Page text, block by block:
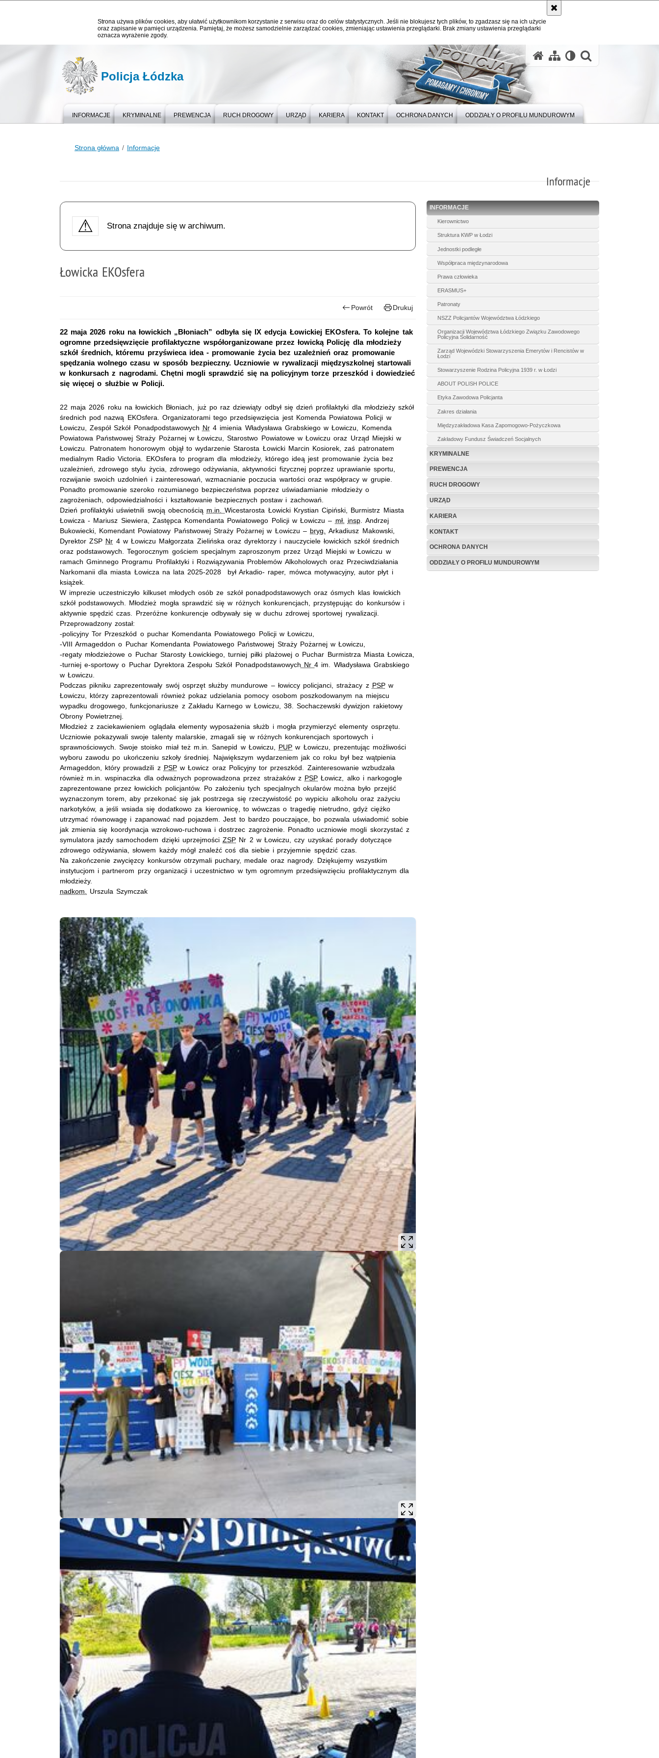
Strona używa plików cookies, aby ułatwić użytkownikom korzystanie z serwisu oraz do celów statystycznych. Jeśli nie blokujesz tych plików, to zgadzasz się na ich użycie
oraz zapisanie w pamięci urządzenia. Pamiętaj, że możesz samodzielnie zarządzać cookies, zmieniając ustawienia przeglądarki. Brak zmiany ustawienia przeglądarki
oznacza wyrażenie zgody.
Policja Łódzka
INFORMACJE KRYMINALNE PREWENCJA RUCH DROGOWY URZĄD KARIERA KONTAKT OCHRONA DANYCH ODDZIAŁY O PROFILU MUNDUROWYM
Strona główna Informacje
Informacje
Strona znajduje się w archiwum.
Łowicka EKOsfera
Powrót Drukuj
22 maja 2026 roku na łowickich „Błoniach” odbyła się IX edycja Łowickiej EKOsfera. To kolejne tak
ogromne przedsięwzięcie profilaktyczne współorganizowane przez łowicką Policję dla młodzieży
szkół średnich, któremu przyświeca idea - promowanie życia bez uzależnień oraz promowanie
spędzania wolnego czasu w sposób bezpieczny. Uczniowie w rywalizacji międzyszkolnej startowali
w konkursach z nagrodami. Chętni mogli sprawdzić się na policyjnym torze przeszkód i dowiedzieć
się więcej o służbie w Policji.
22 maja 2026 roku na łowickich Błoniach, już po raz dziewiąty odbył się dzień profilaktyki dla młodzieży szkół
średnich pod nazwą EKOsfera. Organizatorami tego przedsięwzięcia jest Komenda Powiatowa Policji w
Łowiczu, Zespół Szkół Ponadpodstawowych Nr4 imienia Władysława Grabskiego w Łowiczu, Komenda
Powiatowa Państwowej Straży Pożarnej w Łowiczu, Starostwo Powiatowe w Łowiczu oraz Urząd Miejski w
Łowiczu. Patronatem honorowym objął to wydarzenie Starosta Łowicki Marcin Kosiorek, zaś patronatem
medialnym Radio Victoria. EKOsfera to program dla młodzieży, którego ideą jest promowanie życia bez
uzależnień, zdrowego stylu życia, zdrowego odżywiania, aktywności fizycznej poprzez uprawianie sportu,
rozwijanie swoich uzdolnień i zainteresowań, wzmacnianie poczucia wartości oraz współpracy w grupie.
Ponadto promowanie szeroko rozumianego bezpieczeństwa poprzez uświadamianie młodzieży o
zagrożeniach, odpowiedzialności i kształtowanie bezpiecznych postaw i zachowań.
Dzień profilaktyki uświetnili swoją obecnością m.in.Wicestarosta Łowicki Krystian Cipiński, Burmistrz Miasta
Łowicza - Mariusz Siewiera, Zastępca Komendanta Powiatowego Policji w Łowiczu – mł. insp. Andrzej
Bukowiecki, Komendant Powiatowy Państwowej Straży Pożarnej w Łowiczu – bryg.
Arkadiusz Makowski,
Dyrektor ZSP Nr 4 w Łowiczu Małgorzata Zielińska oraz dyrektorzy i nauczyciele łowickich szkół średnich
oraz podstawowych. Tegorocznym gościem specjalnym zaproszonym przez Urząd Miejski w Łowiczu w
ramach Gminnego Programu Profilaktyki i Rozwiązywania Problemów Alkoholowych oraz Przeciwdziałania
Narkomanii dla miasta Łowicza na lata 2025-2028 był Arkadio- raper, mówca motywacyjny, autor płyt i
książek.
W imprezie uczestniczyło kilkuset młodych osób ze szkół ponadpodstawowych oraz ósmych klas łowickich
szkół podstawowych. Młodzież mogła sprawdzić się w różnych konkurencjach, przystępując do konkursów i
aktywnie spędzić czas. Przeróżne konkurencje odbywały się w duchu zdrowej sportowej rywalizacji.
Przeprowadzony został:
-policyjny Tor Przeszkód o puchar Komendanta Powiatowego Policji w Łowiczu,
-VIII Armageddon o Puchar Komendanta Powiatowego Państwowej Straży Pożarnej w Łowiczu,
-regaty młodzieżowe o Puchar Starosty Łowickiego, turniej piłki plażowej o Puchar Burmistrza Miasta Łowicza,
-turniej e-sportowy o Puchar Dyrektora Zespołu Szkół Ponadpodstawowych Nr4 im. Władysława Grabskiego
w Łowiczu.
Podczas pikniku zaprezentowały swój osprzęt służby mundurowe – łowiccy policjanci, strażacy z PSPw
Łowiczu, którzy zaprezentowali również pokaz udzielania pomocy osobom poszkodowanym na miejscu
wypadku drogowego, funkcjonariusze z Zakładu Karnego w Łowiczu, 38. Sochaczewski dywizjon rakietowy
Obrony Powietrznej.
Młodzież z zaciekawieniem oglądała elementy wyposażenia służb i mogła przymierzyć elementy osprzętu.
Uczniowie pokazywali swoje talenty malarskie, zmagali się w różnych konkurencjach sportowych i
sprawnościowych. Swoje stoisko miał też m.in. Sanepid w Łowiczu, PUP w Łowiczu, prezentując możliwości
wyboru zawodu po ukończeniu szkoły średniej. Największym wydarzeniem jak co roku był bez wątpienia
Armageddon, który prowadzili z PSPw Łowicz oraz Policyjny tor przeszkód. Zainteresowanie wzbudzała
również m.in. wspinaczka dla odważnych poprowadzona przez strażaków z PSP Łowicz, alko i narkogogle
zaprezentowane przez łowickich policjantów. Po założeniu tych specjalnych okularów można było przejść
wyznaczonym torem, aby przekonać się jak postrzega się rzeczywistość po wypiciu alkoholu oraz zażyciu
narkotyków, a jeśli wsiada się dodatkowo za kierownicę, to wówczas o tragedię nietrudno, gdyż ciężko
utrzymać równowagę i zapanować nad pojazdem. Jest to bardzo pouczające, bo pozwala uświadomić sobie
jak zmienia się koordynacja wzrokowo-ruchowa i dostrzec zagrożenie. Ponadto uczniowie mogli skorzystać z
symulatora jazdy samochodem dzięki uprzejmościZSP Nr 2 w Łowiczu, czy uzyskać porady dotyczące
zdrowego odżywiania, słowem każdy mógł znaleźć coś dla siebie i przyjemnie spędzić czas.
Na zakończenie zwycięzcy konkursów otrzymali puchary, medale oraz nagrody. Dziękujemy wszystkim
instytucjom i partnerom przy organizacji i uczestnictwo w tym ogromnym przedsięwzięciu profilaktycznym dla
młodzieży.
nadkom.
Urszula Szymczak
INFORMACJE
Kierownictwo
Struktura KWP w Łodzi
Jednostki podległe
Współpraca międzynarodowa
Prawa człowieka
ERASMUS+
Patronaty
NSZZ Policjantów Województwa Łódzkiego
Organizacji Województwa Łódzkiego Związku Zawodowego
Policyjna Solidarność
Zarząd Wojewódzki Stowarzyszenia Emerytów i Rencistów w
Łodzi
Stowarzyszenie Rodzina Policyjna 1939 r. w Łodzi
ABOUT POLISH POLICE
Etyka Zawodowa Policjanta
Zakres działania
Międzyzakładowa Kasa Zapomogowo-Pożyczkowa
Zakładowy Fundusz Świadczeń Socjalnych
KRYMINALNE
PREWENCJA
RUCH DROGOWY
URZĄD
KARIERA
KONTAKT
OCHRONA DANYCH
ODDZIAŁY O PROFILU MUNDUROWYM